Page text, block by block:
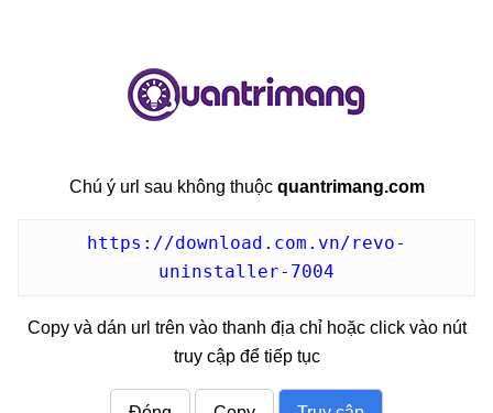
Chú ý url sau không thuộc quantrimang.com
https://download.com.vn/revo-
uninstaller-7004
Copy và dán url trên vào thanh địa chỉ hoặc click vào nút
truy cập để tiếp tục